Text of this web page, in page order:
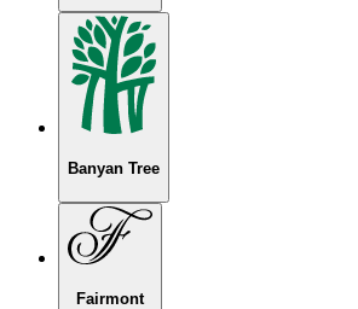
Banyan Tree
Fairmont